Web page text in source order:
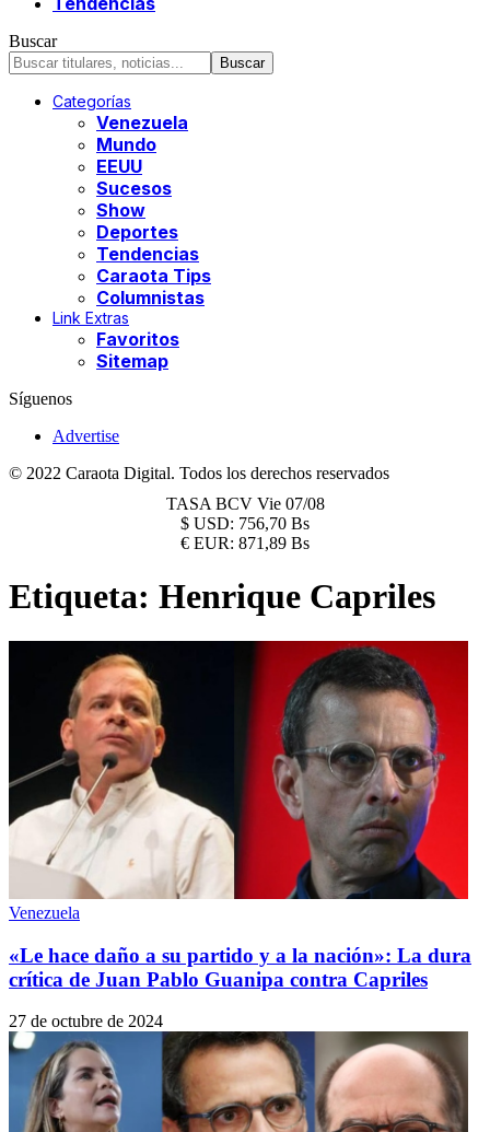
Buscar
Categorías
Venezuela
Mundo
EEUU
Sucesos
Show
Deportes
Tendencias
Caraota Tips
Columnistas
Link Extras
Favoritos
Sitemap
Síguenos
Advertise
© 2022 Caraota Digital. Todos los derechos reservados
TASA BCV Vie 07/08
$ USD: 756,70 Bs
€ EUR: 871,89 Bs
Etiqueta: Henrique Capriles
Venezuela
«Le hace daño a su partido y a la nación»: La dura
crítica de Juan Pablo Guanipa contra Capriles
27 de octubre de 2024